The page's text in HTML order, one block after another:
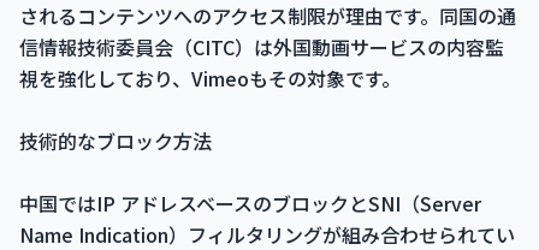
されるコンテンツへのアクセス制限が理由です。同国の通
信情報技術委員会（CITC）は外国動画サービスの内容監
視を強化しており、Vimeoもその対象です。
技術的なブロック方法
中国ではIP アドレスベースのブロックとSNI（Server
Name Indication）フィルタリングが組み合わせられてい